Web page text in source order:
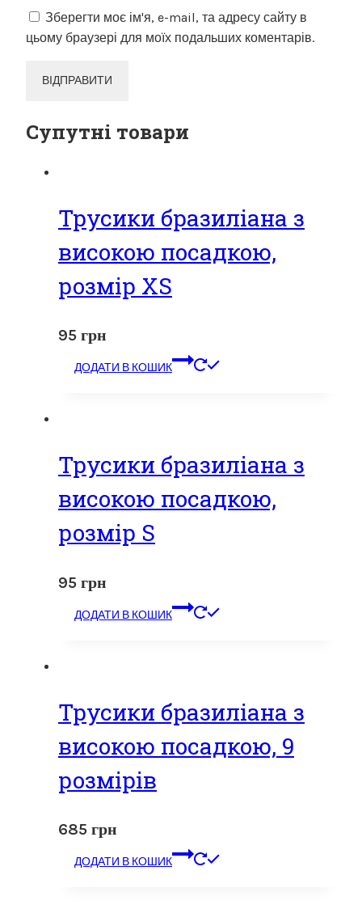
Зберегти моє ім'я, e-mail, та адресу сайту в
цьому браузері для моїх подальших коментарів.
Супутні товари
Трусики бразиліана з
високою посадкою,
розмір XS
95 грн
ДОДАТИ В КОШИК
Трусики бразиліана з
високою посадкою,
розмір S
95 грн
ДОДАТИ В КОШИК
Трусики бразиліана з
високою посадкою, 9
розмірів
685 грн
ДОДАТИ В КОШИК